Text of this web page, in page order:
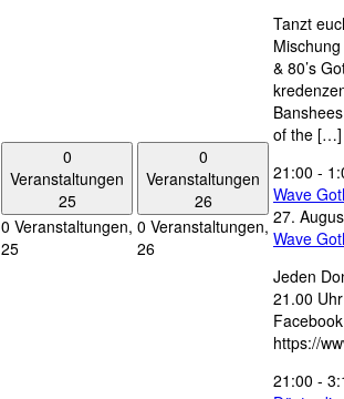
0
Veranstaltungen
25
0 Veranstaltungen,
25
0
Veranstaltungen
26
0 Veranstaltungen,
26
Tanzt
& 80’s
of the […]
21:00 -
Wave
27.
Wave
Jeden
21.00
https://
21:00 -